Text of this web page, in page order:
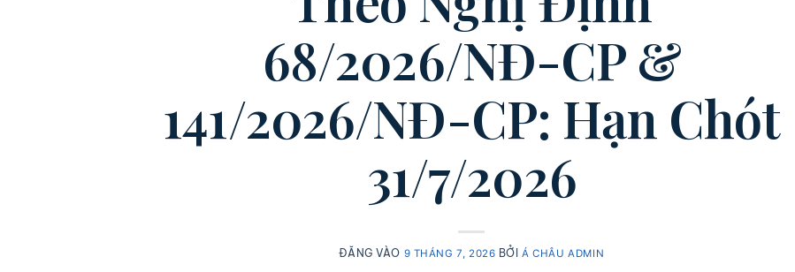
68/2026/NĐ-CP &
141/2026/NĐ-CP: Hạn Chót
31/7/2026
ĐĂNG VÀO 9 THÁNG 7, 2026 BỞIÁ CHÂU ADMIN